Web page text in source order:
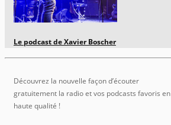
Le podcast de Xavier Boscher
Découvrez la nouvelle façon d’écouter
gratuitement la radio et vos podcasts favoris en
haute qualité !